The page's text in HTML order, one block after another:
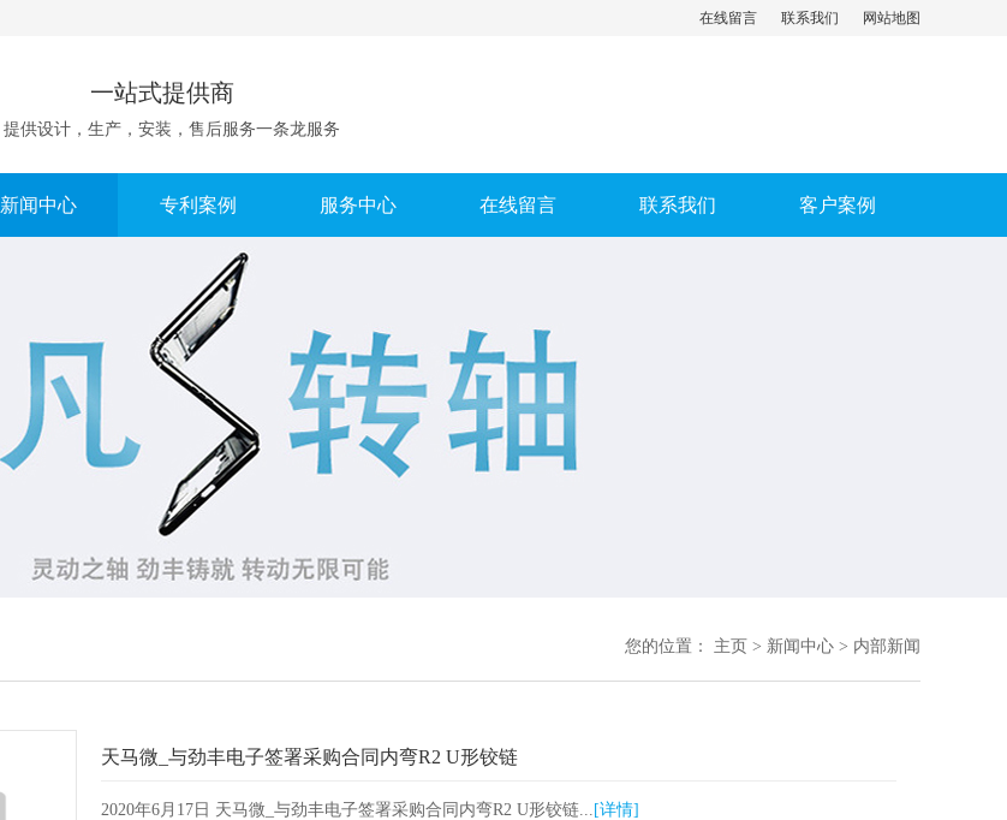
在线留言 联系我们 网站地图
一站式提供商
提供设计，生产，安装，售后服务一条龙服务
新闻中心 专利案例 服务中心 在线留言 联系我们 客户案例
您的位置： 主页 > 新闻中心 > 内部新闻
天马微_与劲丰电子签署采购合同内弯R2 U形铰链
2020年6月17日 天马微_与劲丰电子签署采购合同内弯R2 U形铰链... [详情]